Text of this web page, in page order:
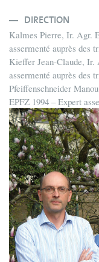
DIRECTION
Kalmes Pierre, Ir. Agr.
assermenté auprès des
Kieffer Jean-Claude, Ir.
assermenté auprès des
Pfeiffenschneider
EPFZ 1994 – Expert